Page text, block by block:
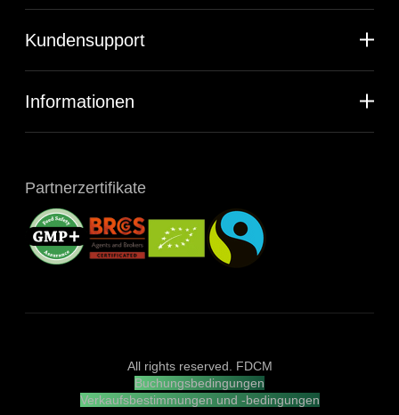
Kundensupport
Informationen
Partnerzertifikate
All rights reserved. FDCM
Buchungsbedingungen
Verkaufsbestimmungen und -bedingungen